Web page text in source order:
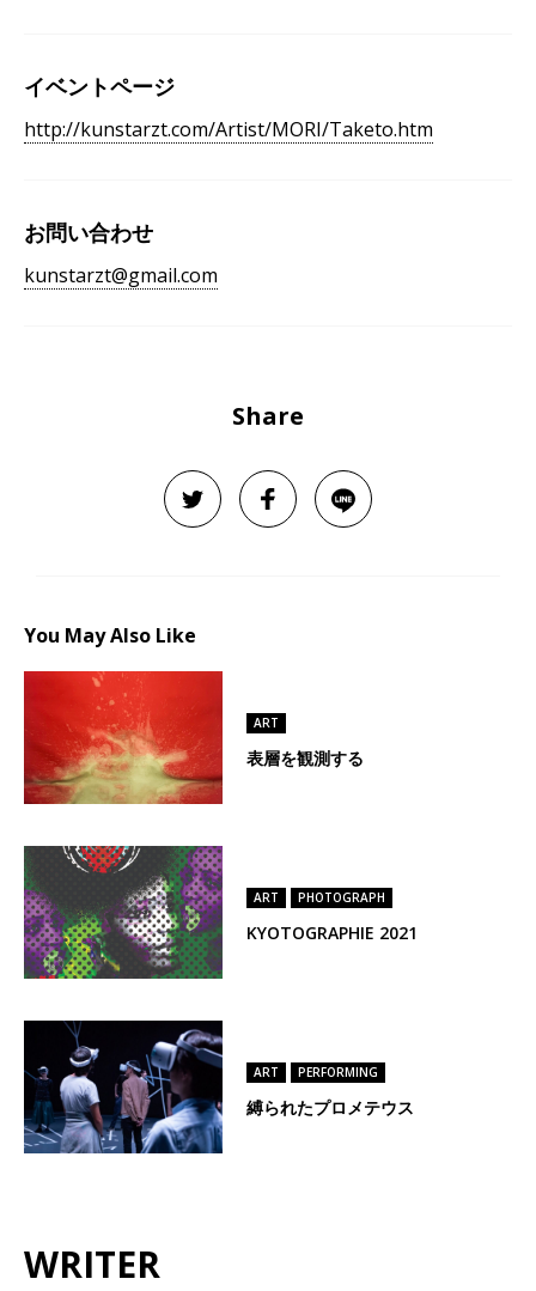
イベントページ
http://kunstarzt.com/Artist/MORI/Taketo.htm
お問い合わせ
kunstarzt@gmail.com
Share
You May Also Like
ART
表層を観測する
ART PHOTOGRAPH
KYOTOGRAPHIE 2021
ART PERFORMING
縛られたプロメテウス
WRITER